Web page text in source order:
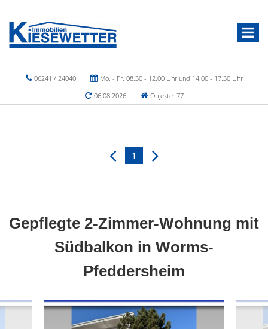
06241 / 24040
Mo. - Fr. 08.30 - 12.00 Uhr und 14.00 - 17.30 Uhr
06.08.2026
Objekte: 77
1
Gepflegte 2-Zimmer-Wohnung mit
Südbalkon in Worms-
Pfeddersheim